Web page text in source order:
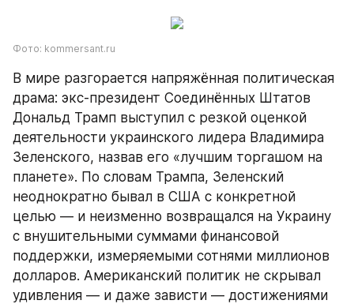
Фото: kommersant.ru
В мире разгорается напряжённая политическая
драма: экс-президент Соединённых Штатов
Дональд Трамп выступил с резкой оценкой
деятельности украинского лидера Владимира
Зеленского, назвав его «лучшим торгашом на
планете». По словам Трампа, Зеленский
неоднократно бывал в США с конкретной
целью — и неизменно возвращался на Украину
с внушительными суммами финансовой
поддержки, измеряемыми сотнями миллионов
долларов. Американский политик не скрывал
удивления — и даже зависти — достижениями